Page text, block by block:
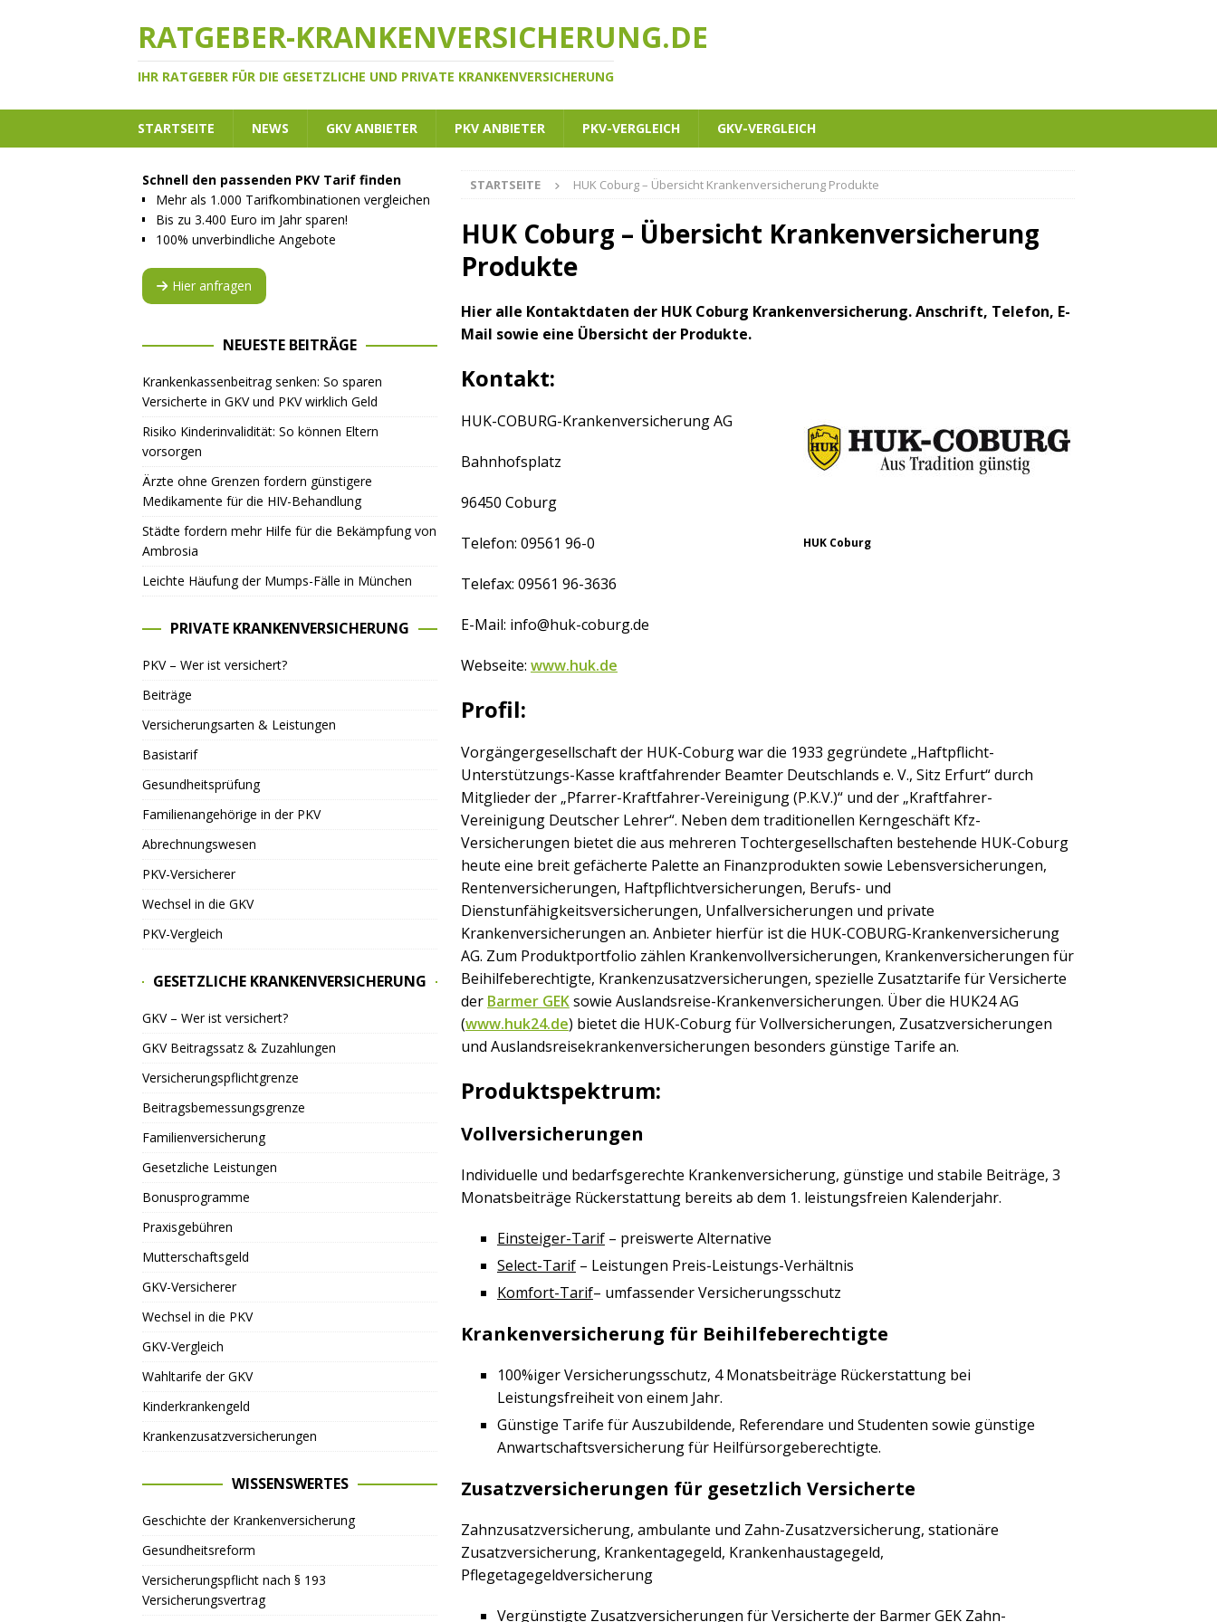
RATGEBER-KRANKENVERSICHERUNG.DE
IHR RATGEBER FÜR DIE GESETZLICHE UND PRIVATE KRANKENVERSICHERUNG
STARTSEITE NEWS GKV ANBIETER PKV ANBIETER PKV-VERGLEICH GKV-VERGLEICH
STARTSEITE HUK Coburg – Übersicht Krankenversicherung Produkte
HUK Coburg – Übersicht Krankenversicherung
Produkte
Hier alle Kontaktdaten der HUK Coburg Krankenversicherung. Anschrift, Telefon, E-
Mail sowie eine Übersicht der Produkte.
HUK Coburg
Kontakt:
HUK-COBURG-Krankenversicherung AG
Bahnhofsplatz
96450 Coburg
Telefon: 09561 96-0
Telefax: 09561 96-3636
E-Mail: info@huk-coburg.de
Webseite: www.huk.de
Profil:
Vorgängergesellschaft der HUK-Coburg war die 1933 gegründete „Haftpflicht-
Unterstützungs-Kasse kraftfahrender Beamter Deutschlands e. V., Sitz Erfurt“ durch
Mitglieder der „Pfarrer-Kraftfahrer-Vereinigung (P.K.V.)“ und der „Kraftfahrer-
Vereinigung Deutscher Lehrer“. Neben dem traditionellen Kerngeschäft Kfz-
Versicherungen bietet die aus mehreren Tochtergesellschaften bestehende HUK-Coburg
heute eine breit gefächerte Palette an Finanzprodukten sowie Lebensversicherungen,
Rentenversicherungen, Haftpflichtversicherungen, Berufs- und
Dienstunfähigkeitsversicherungen, Unfallversicherungen und private
Krankenversicherungen an. Anbieter hierfür ist die HUK-COBURG-Krankenversicherung
AG. Zum Produktportfolio zählen Krankenvollversicherungen, Krankenversicherungen für
Beihilfeberechtigte, Krankenzusatzversicherungen, spezielle Zusatztarife für Versicherte
der Barmer GEKsowie Auslandsreise-Krankenversicherungen. Über die HUK24 AG
(www.huk24.de) bietet die HUK-Coburg für Vollversicherungen, Zusatzversicherungen
und Auslandsreisekrankenversicherungen besonders günstige Tarife an.
Produktspektrum:
Vollversicherungen
Individuelle und bedarfsgerechte Krankenversicherung, günstige und stabile Beiträge, 3
Monatsbeiträge Rückerstattung bereits ab dem 1. leistungsfreien Kalenderjahr.
Einsteiger-Tarif– preiswerte Alternative
Select-Tarif– Leistungen Preis-Leistungs-Verhältnis
Komfort-Tarif– umfassender Versicherungsschutz
Krankenversicherung für Beihilfeberechtigte
100%iger Versicherungsschutz, 4 Monatsbeiträge Rückerstattung bei
Leistungsfreiheit von einem Jahr.
Günstige Tarife für Auszubildende, Referendare und Studenten sowie günstige
Anwartschaftsversicherung für Heilfürsorgeberechtigte.
Zusatzversicherungen für gesetzlich Versicherte
Zahnzusatzversicherung, ambulante und Zahn-Zusatzversicherung, stationäre
Zusatzversicherung, Krankentagegeld, Krankenhaustagegeld,
Pflegetagegeldversicherung
Vergünstigte Zusatzversicherungen für Versicherte der Barmer GEK Zahn-
Schnell den passenden PKV Tarif finden
Mehr als 1.000 Tarifkombinationen vergleichen
Bis zu 3.400 Euro im Jahr sparen!
100% unverbindliche Angebote
Hier anfragen
NEUESTE BEITRÄGE
Krankenkassenbeitrag senken: So sparen
Versicherte in GKV und PKV wirklich Geld
Risiko Kinderinvalidität: So können Eltern
vorsorgen
Ärzte ohne Grenzen fordern günstigere
Medikamente für die HIV-Behandlung
Städte fordern mehr Hilfe für die Bekämpfung von
Ambrosia
Leichte Häufung der Mumps-Fälle in München
PRIVATE KRANKENVERSICHERUNG
PKV – Wer ist versichert?
Beiträge
Versicherungsarten & Leistungen
Basistarif
Gesundheitsprüfung
Familienangehörige in der PKV
Abrechnungswesen
PKV-Versicherer
Wechsel in die GKV
PKV-Vergleich
GESETZLICHE KRANKENVERSICHERUNG
GKV – Wer ist versichert?
GKV Beitragssatz & Zuzahlungen
Versicherungspflichtgrenze
Beitragsbemessungsgrenze
Familienversicherung
Gesetzliche Leistungen
Bonusprogramme
Praxisgebühren
Mutterschaftsgeld
GKV-Versicherer
Wechsel in die PKV
GKV-Vergleich
Wahltarife der GKV
Kinderkrankengeld
Krankenzusatzversicherungen
WISSENSWERTES
Geschichte der Krankenversicherung
Gesundheitsreform
Versicherungspflicht nach § 193
Versicherungsvertrag